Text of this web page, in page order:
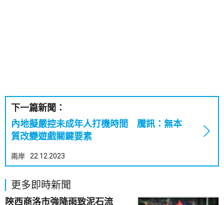
下一篇新聞：
內地擬嚴控未成年人打機時間 騰訊：無本
質改變遊戲關鍵要素
兩岸 22.12.2023
更多即時新聞
陜西商洛市強降雨致泥石流